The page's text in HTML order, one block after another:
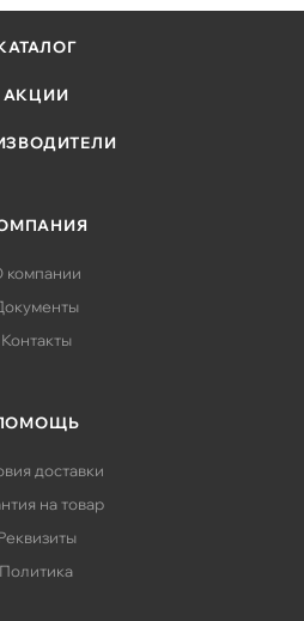
АКЦИИ
компании
Контакты
доставки
на товар
Политика